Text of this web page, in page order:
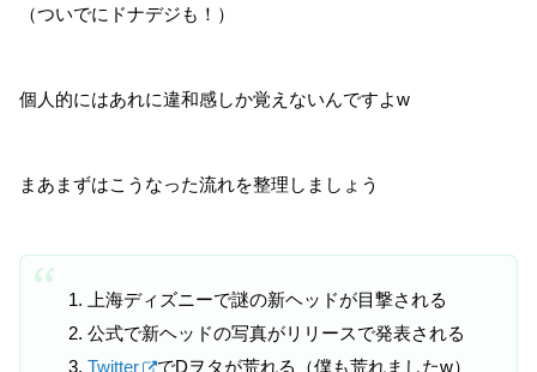
（ついでにドナデジも！）
個人的にはあれに違和感しか覚えないんですよw
まあまずはこうなった流れを整理しましょう
上海ディズニーで謎の新ヘッドが目撃される
公式で新ヘッドの写真がリリースで発表される
Twitter
でDヲタが荒れる（僕も荒れましたw）